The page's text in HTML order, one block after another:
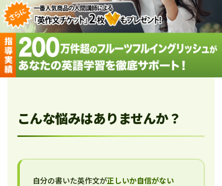
こんな悩みはありませんか？
自分の書いた英作文が正しいか自信がない